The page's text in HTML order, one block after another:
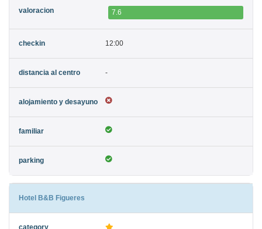
7.6
12:00
-
Hotel B&B Figueres